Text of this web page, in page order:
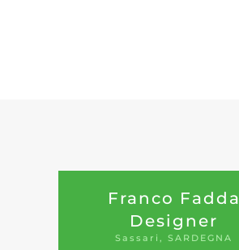
Franco Fadda
Designer
Sassari, SARDEGNA